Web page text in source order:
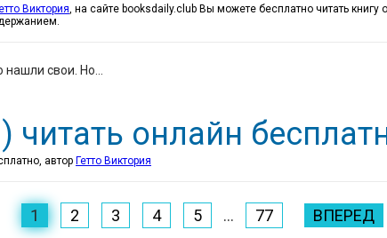
Виктория , на сайте booksdaily.club Вы можете бесплатно читать
свои. Но...
читать онлайн
автор Гетто Виктория
1 2 3 4 5 ... 77 ВПЕРЕД